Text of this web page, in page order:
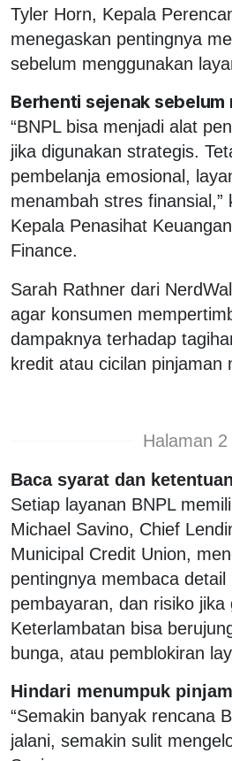
Tyler Horn, Kepala
menegaskan pentingnya
sebelum menggunakan
Berhenti sejenak sebelum
“BNPL bisa menjadi alat
jika digunakan strategis.
pembelanja emosional,
menambah stres finansial,”
Kepala Penasihat
Finance.
Sarah Rathner dari
agar konsumen
dampaknya terhadap
kredit atau cicilan pinjaman
Halaman 2
Baca syarat dan ketentuan
Setiap layanan BNPL
Michael Savino, Chief
Municipal Credit Union,
pentingnya membaca detail
pembayaran, dan risiko jika
Keterlambatan bisa
bunga, atau pemblokiran
Hindari menumpuk
“Semakin banyak rencana
jalani, semakin sulit